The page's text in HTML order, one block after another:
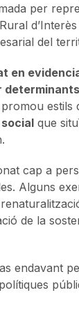
per
del
en
estils
que
cap a
Alguns
de la
endavant